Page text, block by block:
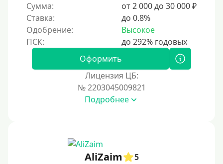
Краткосрочные
Долгосрочные
Принятие решения
Сумма:
от 2 000 до 30 000 ₽
Ставка:
до 0.8%
Одобрение:
Высокое
Оформить
Лицензия ЦБ:
№ 2203045009821
Подробнее
AliZaim
5